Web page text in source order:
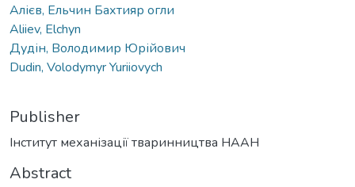
Алієв, Ельчин Бахтияр огли
Aliiev, Elchyn
Дудін, Володимир Юрійович
Dudin, Volodymyr Yuriiovych
Publisher
Інститут механізації тваринництва НААН
Abstract